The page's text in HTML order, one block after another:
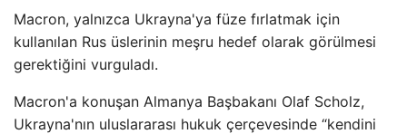
Macron, yalnızca Ukrayna'ya füze fırlatmak için
kullanılan Rus üslerinin meşru hedef olarak görülmesi
gerektiğini vurguladı.
Macron'a konuşan Almanya Başbakanı Olaf Scholz,
Ukrayna'nın uluslararası hukuk çerçevesinde “kendini